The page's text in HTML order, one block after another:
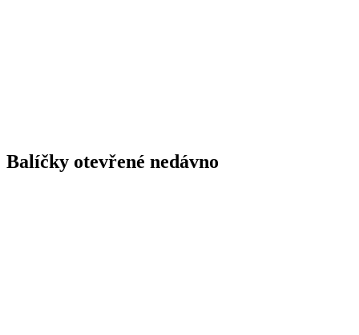
Balíčky otevřené nedávno